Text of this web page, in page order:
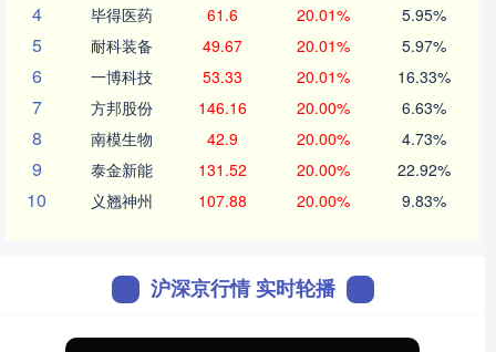
4 毕得医药 61.6 20.01% 5.95%
5 耐科装备 49.67 20.01% 5.97%
6 一博科技 53.33 20.01% 16.33%
7 方邦股份 146.16 20.00% 6.63%
8 南模生物 42.9 20.00% 4.73%
9 泰金新能 131.52 20.00% 22.92%
10 义翘神州 107.88 20.00% 9.83%
沪深京行情 实时轮播